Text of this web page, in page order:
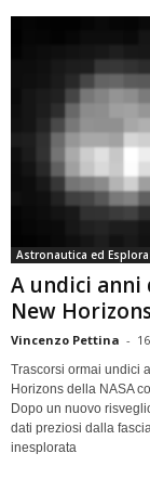
Astronautica ed
A undici anni
New
Vincenzo Pettina -
Trascorsi ormai undici
Horizons della NASA
Dopo un nuovo
dati preziosi dalla
inesplorata